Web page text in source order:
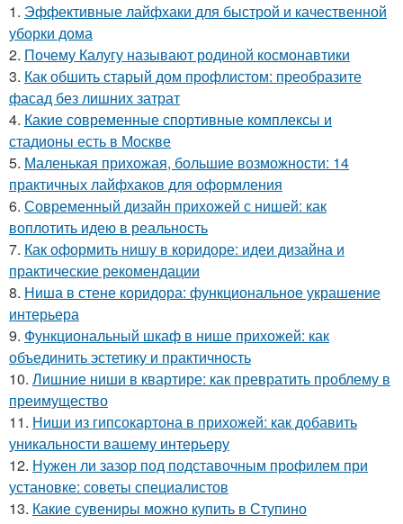
1. Эффективные лайфхаки для быстрой и качественной
уборки дома
2. Почему Калугу называют родиной космонавтики
3. Как обшить старый дом профлистом: преобразите
фасад без лишних затрат
4. Какие современные спортивные комплексы и
стадионы есть в Москве
5. Маленькая прихожая, большие возможности: 14
практичных лайфхаков для оформления
6. Современный дизайн прихожей с нишей: как
воплотить идею в реальность
7. Как оформить нишу в коридоре: идеи дизайна и
практические рекомендации
8. Ниша в стене коридора: функциональное украшение
интерьера
9. Функциональный шкаф в нише прихожей: как
объединить эстетику и практичность
10. Лишние ниши в квартире: как превратить проблему в
преимущество
11. Ниши из гипсокартона в прихожей: как добавить
уникальности вашему интерьеру
12. Нужен ли зазор под подставочным профилем при
установке: советы специалистов
13. Какие сувениры можно купить в Ступино